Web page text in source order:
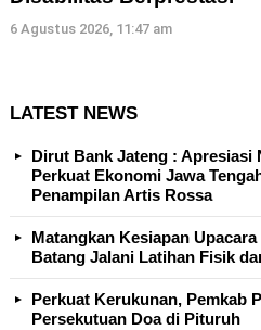
6 Agustus 2026, 11:47 am
LATEST NEWS
Dirut Bank Jateng : Apresiasi
Perkuat Ekonomi Jawa
Penampilan Artis Rossa
Matangkan Kesiapan
Batang Jalani Latihan Fisik
Perkuat Kerukunan, Pemkab
Persekutuan Doa di Pituruh